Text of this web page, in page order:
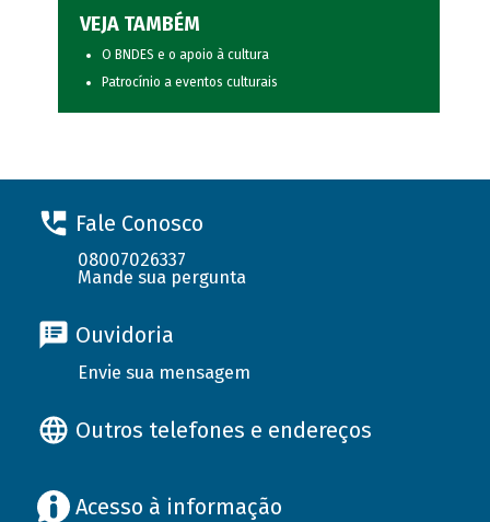
VEJA TAMBÉM
O BNDES e o apoio à cultura
Patrocínio a eventos culturais
Fale Conosco
08007026337
Mande sua pergunta
Ouvidoria
Envie sua mensagem
Outros telefones e endereços
Acesso à informação